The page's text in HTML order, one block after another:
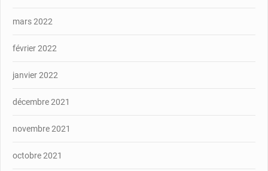
mars 2022
février 2022
janvier 2022
décembre 2021
novembre 2021
octobre 2021